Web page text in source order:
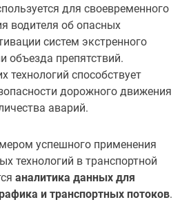
для своевременного
водителя об опасных
систем экстренного
объезда препятствий.
технологий способствует
дорожного движения
аварий.
успешного применения
технологий в транспортной
аналитика данных для
и транспортных потоков.